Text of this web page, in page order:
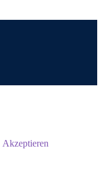
Akzeptieren